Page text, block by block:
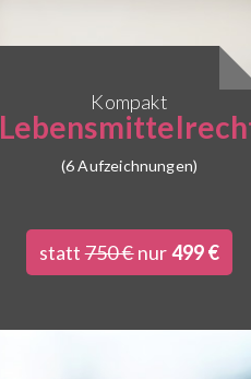
Kompakt
(6 Aufzeichnungen)
statt750 €nur499 €